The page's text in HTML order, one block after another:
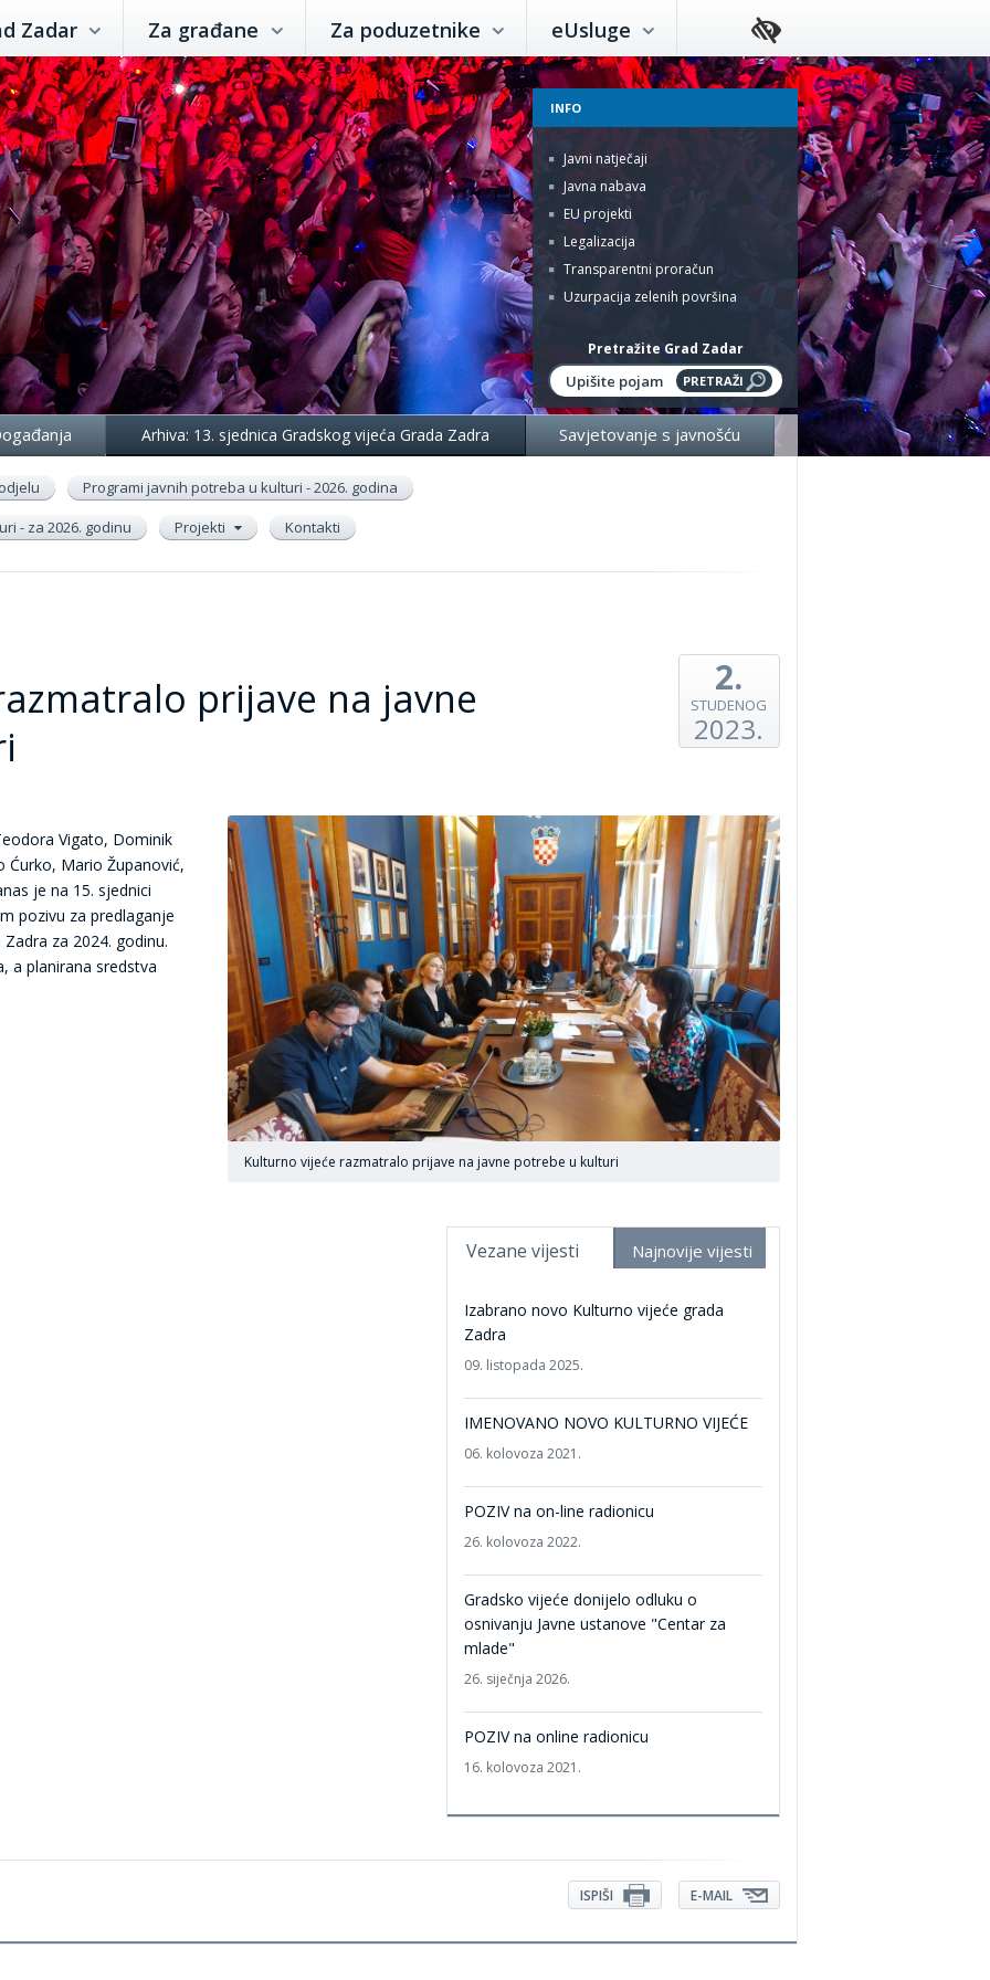
Zadar Za građane Za poduzetnike eUsluge
INFO
Javni natječaji
Javna nabava
EU projekti
Legalizacija
Transparentni proračun
Uzurpacija zelenih površina
Pretražite Grad Zadar
Arhiva: 13. sjednica Gradskog vijeća Grada Zadra Savjetovanje s javnošću
Programi javnih potreba u kulturi - 2026. godina
- za 2026. godinu
Projekti Kontakti
prijave na javne
2.
STUDENOG
2023.
Kulturno vijeće razmatralo prijave na javne potrebe u kulturi
Vezane vijesti Najnovije vijesti
Izabrano novo Kulturno vijeće grada
Zadra
09. listopada 2025.
IMENOVANO NOVO KULTURNO VIJEĆE
06. kolovoza 2021.
POZIV na on-line radionicu
26. kolovoza 2022.
Gradsko vijeće donijelo odluku o
osnivanju Javne ustanove "Centar za
mlade"
26. siječnja 2026.
POZIV na online radionicu
16. kolovoza 2021.
Vigato, Dominik
Ćurko, Mario Županović,
je na 15. sjednici
pozivu za predlaganje
za 2024. godinu.
a planirana sredstva
E-MAIL
ISPIŠI